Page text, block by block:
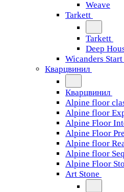
Weave
Tarkett
Tarkett
Deep
Wicanders Start
Кварцвинил
Кварцвинил
Alpine floor
Alpine floor
Alpine Floor
Alpine Floor
Alpine floor
Alpine floor
Alpine Floor
Art Stone